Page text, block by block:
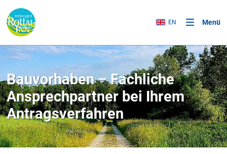
EN Menü
Bauvorhaben – Fachliche
Ansprechpartner bei Ihrem
Antragsverfahren